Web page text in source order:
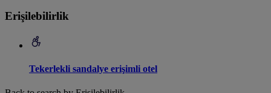
Erişilebilirlik
Tekerlekli sandalye erişimli otel